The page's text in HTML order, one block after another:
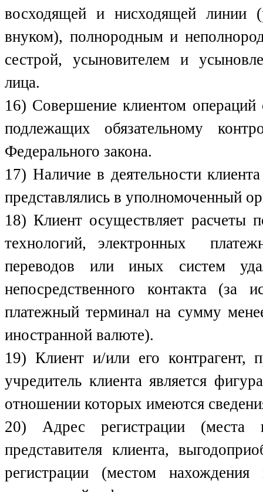
восходящей и нисходящей линии
внуком), полнородным и
сестрой, усыновителем и
лица.
16) Совершение клиентом
подлежащих обязательному
Федерального закона.
17) Наличие в деятельности
представлялись в уполномоченный
18) Клиент осуществляет расчеты
технологий, электронных
переводов или иных систем
непосредственного контакта (за
платежный терминал на сумму
иностранной валюте).
19) Клиент и/или его контрагент,
учредитель клиента является
отношении которых имеются
20) Адрес регистрации (места
представителя клиента,
регистрации (местом